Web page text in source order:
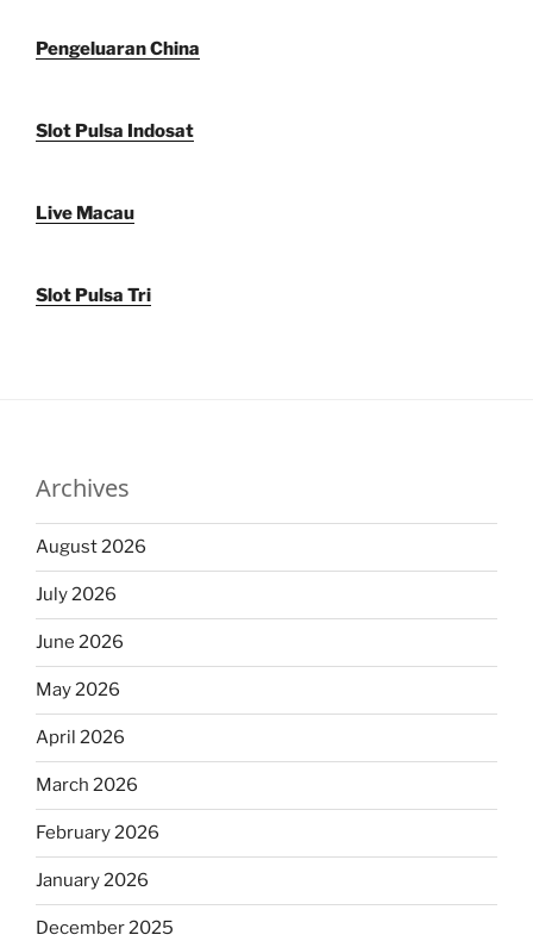
Pengeluaran China
Slot Pulsa Indosat
Live Macau
Slot Pulsa Tri
Archives
August 2026
July 2026
June 2026
May 2026
April 2026
March 2026
February 2026
January 2026
December 2025